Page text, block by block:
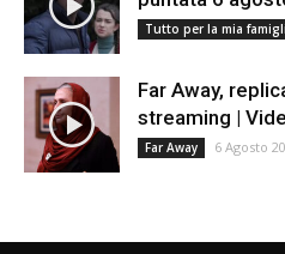
Tutto per la mia
Far Away,
streaming |
Far Away 6 Agosto